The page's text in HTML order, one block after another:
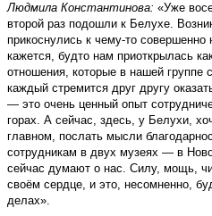
Людмила Константинова: «Уже
второй раз подошли к Белухе.
прикоснулись к чему-то
кажется, будто нам приоткрылась
отношения, которые в нашей
каждый стремится друг другу
— это очень ценный опыт
горах. А сейчас, здесь, у Белухи,
главном, послать мысли
сотрудникам в двух музеях — в
сейчас думают о нас. Силу, мощь,
своём сердце, и это, несомненно,
делах».